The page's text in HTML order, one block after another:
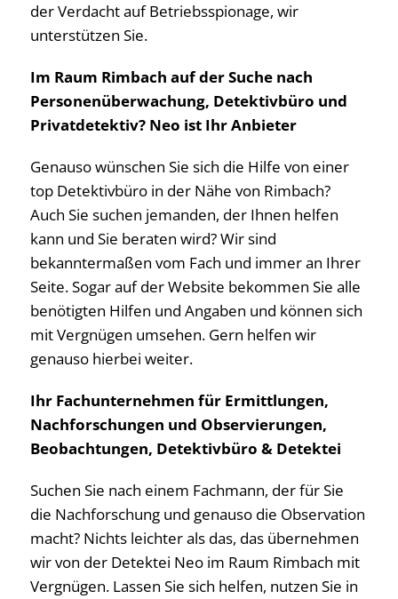
der Verdacht auf Betriebsspionage, wir
unterstützen Sie.
Im Raum Rimbach auf der Suche nach
Personenüberwachung, Detektivbüro und
Privatdetektiv? Neo ist Ihr Anbieter
Genauso wünschen Sie sich die Hilfe von einer
top Detektivbüro in der Nähe von Rimbach?
Auch Sie suchen jemanden, der Ihnen helfen
kann und Sie beraten wird? Wir sind
bekanntermaßen vom Fach und immer an Ihrer
Seite. Sogar auf der Website bekommen Sie alle
benötigten Hilfen und Angaben und können sich
mit Vergnügen umsehen. Gern helfen wir
genauso hierbei weiter.
Ihr Fachunternehmen für Ermittlungen,
Nachforschungen und Observierungen,
Beobachtungen, Detektivbüro & Detektei
Suchen Sie nach einem Fachmann, der für Sie
die Nachforschung und genauso die Observation
macht? Nichts leichter als das, das übernehmen
wir von der Detektei Neo im Raum Rimbach mit
Vergnügen. Lassen Sie sich helfen, nutzen Sie in